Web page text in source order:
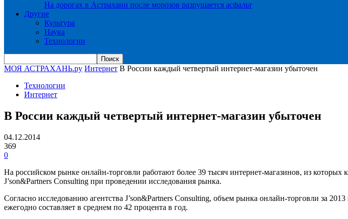
На дорогах в Астрахани после морозов разрушается асфальт
Другие
Культура
Наука
Технологии
МОЯ АСТРАХАНЬ.ру Интернет В России каждый четвертый интернет-магазин убыточен
Технологии
Интернет
В России каждый четвертый интернет-магазин убыточен
04.12.2014
369
0
На российском рынке онлайн-торговли работают более 39 тысяч интернет-магазинов, из
J’son&Partners Consulting при проведении исследования рынка.
Согласно исследованию агентства J’son&Partners Consulting, объем рынка онлайн-торговли за
ежегодно составляет в среднем по 42 процента в год.